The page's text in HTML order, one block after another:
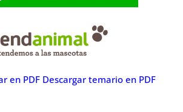
Descargar temario en PDF